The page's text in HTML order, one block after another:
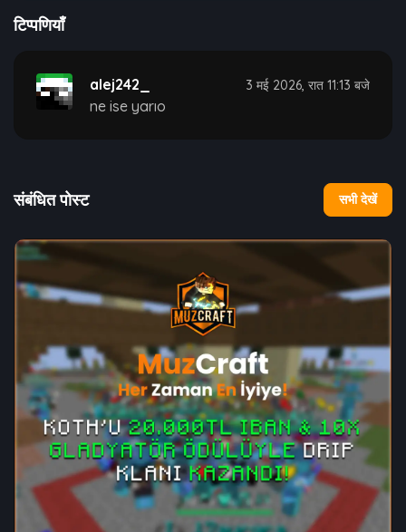
टिप्पणियाँ
alej242_ 3 मई 2026, रात 11:13 बजे
ne ise yarıo
संबंधित पोस्ट सभी देखें